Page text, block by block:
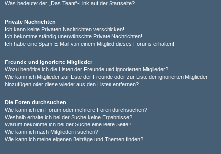
Was bedeutet der „Das Team“-Link auf der Startseite?
Private Nachrichten
Ich kann keine Privaten Nachrichten verschicken!
Ich bekomme ständig unerwünschte Private Nachrichten!
Ich habe eine Spam-E-Mail von einem Mitglied dieses Forums erhalten!
Freunde und ignorierte Mitglieder
Wozu benötige ich die Listen der Freunde und ignorierten Mitglieder?
Wie kann ich Mitglieder zur Liste der Freunde oder zur Liste der ignorierten Mitglieder
hinzufügen oder diese wieder aus den Listen entfernen?
Die Foren durchsuchen
Wie kann ich ein Forum oder mehrere Foren durchsuchen?
Weshalb erhalte ich bei der Suche keine Ergebnisse?
Warum bekomme ich bei der Suche eine leere Seite?
Wie kann ich nach Mitgliedern suchen?
Wie kann ich meine eigenen Beiträge und Themen finden?